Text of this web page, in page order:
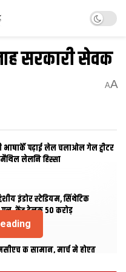
सरकारी सेवक
AA
भाषाकेँ पढ़ाई लेल चलाओल गेल ट्वीटर
लेलनि हिस्सा
इंडोर स्‍टेडि‍यम, सिंथेटिक
केंद्र देलक 50 करोड़
क सामान, मार्च मे होएत